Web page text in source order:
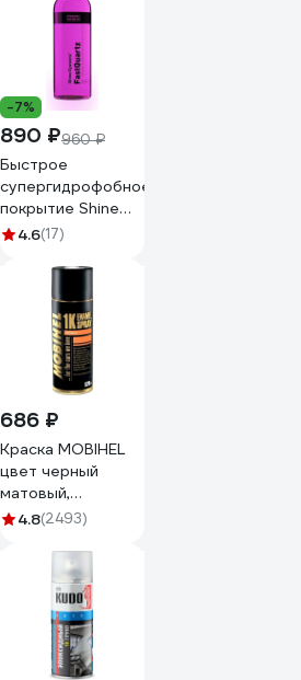
ополаскиватель
концентрат 5 л
4607002308125
-7%
890 ₽960 ₽
Быстрое
супергидрофобное
покрытие Shine
Systems
мл SS765
4.6(17)
686 ₽
Краска MOBIHEL
цвет черный
матовый,
аэрозоль, 520 мл
4.8(2493)